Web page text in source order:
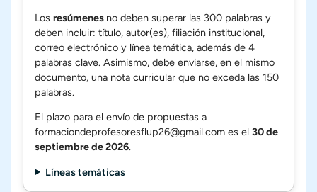
Los resúmenes no deben superar las 300 palabras y
deben incluir: título, autor(es), filiación institucional,
correo electrónico y línea temática, además de 4
palabras clave. Asimismo, debe enviarse, en el mismo
documento, una nota curricular que no exceda las 150
palabras.
El plazo para el envío de propuestas a
formaciondeprofesoresflup26@gmail.com es el 30 de
septiembre de 2026.
Líneas temáticas